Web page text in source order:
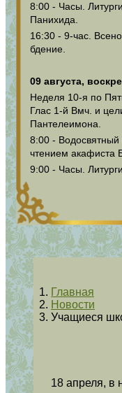
8:00 - Часы.
Панихида.
16:30 - 9-час.
бдение.
09 августа,
Неделя 10-я по
Глас 1-й Вмч. и
Пантелеимона.
8:00 -
чтением акафиста
9:00 - Часы.
Главная
Новости
Учащиеся
18 апреля, в